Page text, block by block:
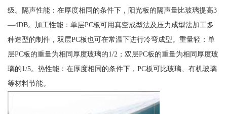
级。隔声性能：在厚度相同的条件下，阳光板的隔声量比玻璃提高3
—4DB。加工性能：单层PC板可用真空成型法及压力成型法加工多
种造型的制件，双层PC板也可在常温下进行冷弯成型。重量轻：单
层PC板的重量为相同厚度玻璃的1/2；双层PC板的重量为相同厚度玻
璃的1/5。热性能：在厚度相同的条件下，PC板可比玻璃、有机玻璃
等材料节能。